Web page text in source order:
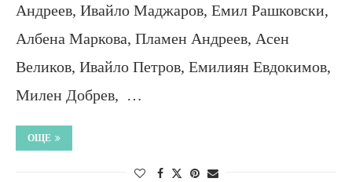
Андреев, Ивайло Маджаров, Емил Рашковски,
Албена Маркова, Пламен Андреев, Асен
Великов, Ивайло Петров, Емилиян Евдокимов,
Милен Добрев, …
ОЩЕ